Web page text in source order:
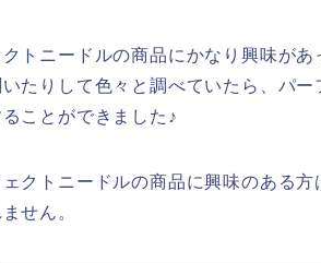
トニードルの商品にかなり興味が
たりして色々と調べていたら、パ
ことができました♪
クトニードルの商品に興味のある
せん。